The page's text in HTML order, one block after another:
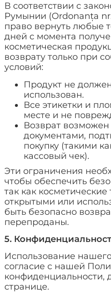
В соответствии с
Румынии (Ordonanța
право вернуть любые
дней с момента
косметическая
возврату только при
условий:
Продукт не
использован.
Все этикетки и
месте и не
Возврат возможен
документами,
покупку (такими
кассовый чек).
Эти ограничения
чтобы обеспечить
так как
открытыми или
быть безопасно
перепроданы.
5.
Использование
согласие с нашей
конфиденциальности,
странице.